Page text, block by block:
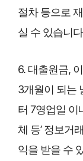
절차 등으로
실 수 있습니
6. 대출원금,
3개월이 되는
터 7영업일 이
체 등’ 정보거
익을 받을 수